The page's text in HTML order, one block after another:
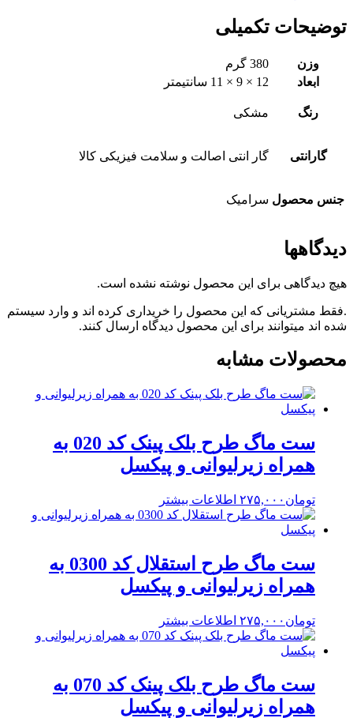
توضیحات تکمیلی
وزن
380 گرم
ابعاد
12 × 9 × 11 سانتیمتر
رنگ مشکی
گارانتی گار انتی اصالت و سلامت فیزیکی کالا
جنس محصول سرامیک
دیدگاهها
هیچ دیدگاهی برای این محصول نوشته نشده است.
.فقط مشتریانی که این محصول را خریداری کرده اند و وارد سیستم
شده اند میتوانند برای این محصول دیدگاه ارسال کنند.
محصولات مشابه
ست ماگ طرح بلک پینک کد 020 به
همراه زیرلیوانی و پیکسل
تومان ۲۷۵,۰۰۰ اطلاعات بیشتر
ست ماگ طرح استقلال کد 0300 به
همراه زیرلیوانی و پیکسل
تومان ۲۷۵,۰۰۰ اطلاعات بیشتر
ست ماگ طرح بلک پینک کد 070 به
همراه زیرلیوانی و پیکسل